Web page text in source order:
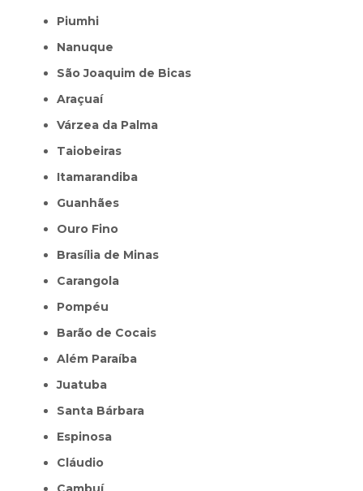
Piumhi
Nanuque
São Joaquim de Bicas
Araçuaí
Várzea da Palma
Taiobeiras
Itamarandiba
Guanhães
Ouro Fino
Brasília de Minas
Carangola
Pompéu
Barão de Cocais
Além Paraíba
Juatuba
Santa Bárbara
Espinosa
Cláudio